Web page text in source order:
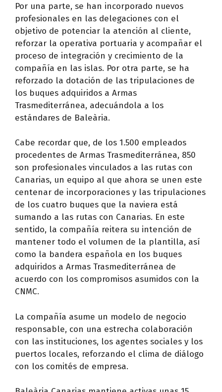
Por una parte, se han incorporado nuevos
profesionales en las delegaciones con el
objetivo de potenciar la atención al cliente,
reforzar la operativa portuaria y acompañar el
proceso de integración y crecimiento de la
compañía en las islas. Por otra parte, se ha
reforzado la dotación de las tripulaciones de
los buques adquiridos a Armas
Trasmediterránea, adecuándola a los
estándares de Baleària.
Cabe recordar que, de los 1.500 empleados
procedentes de Armas Trasmediterránea, 850
son profesionales vinculados a las rutas con
Canarias, un equipo al que ahora se unen este
centenar de incorporaciones y las tripulaciones
de los cuatro buques que la naviera está
sumando a las rutas con Canarias. En este
sentido, la compañía reitera su intención de
mantener todo el volumen de la plantilla, así
como la bandera española en los buques
adquiridos a Armas Trasmediterránea de
acuerdo con los compromisos asumidos con la
CNMC.
La compañía asume un modelo de negocio
responsable, con una estrecha colaboración
con las instituciones, los agentes sociales y los
puertos locales, reforzando el clima de diálogo
con los comités de empresa.